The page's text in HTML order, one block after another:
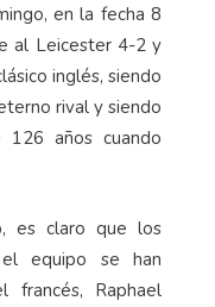
en la fecha 8
al Leicester 4-2 y
inglés, siendo
rival y siendo
años cuando
es claro que los
equipo se han
francés, Raphael